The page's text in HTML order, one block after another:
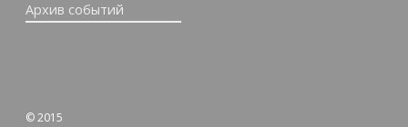
Архив событий
© 2015